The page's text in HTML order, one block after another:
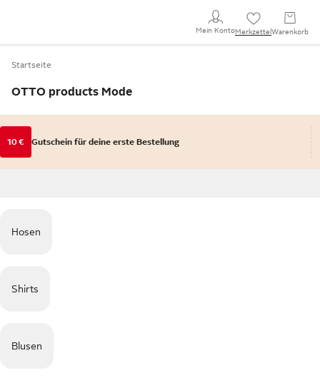
Mein KontoMerkzettel Warenkorb
Startseite
OTTO products Mode
10 € Gutschein für deine erste Bestellung
Hosen
Shirts
Blusen